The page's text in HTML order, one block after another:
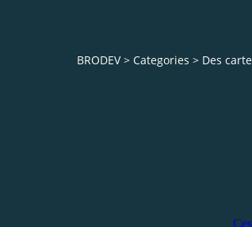
BRODEV > Categories > Des